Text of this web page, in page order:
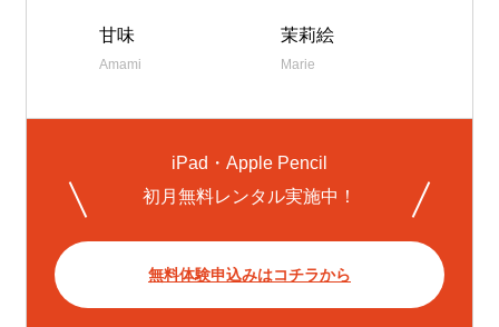
甘味
Amami
茉莉絵
Marie
iPad・Apple Pencil
初月無料レンタル実施中！
無料体験申込みはコチラから